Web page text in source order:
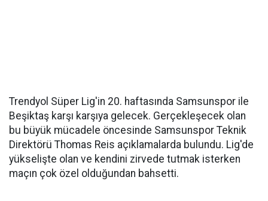
Trendyol Süper Lig'in 20. haftasında Samsunspor ile
Beşiktaş karşı karşıya gelecek. Gerçekleşecek olan
bu büyük mücadele öncesinde Samsunspor Teknik
Direktörü Thomas Reis açıklamalarda bulundu. Lig'de
yükselişte olan ve kendini zirvede tutmak isterken
maçın çok özel olduğundan bahsetti.